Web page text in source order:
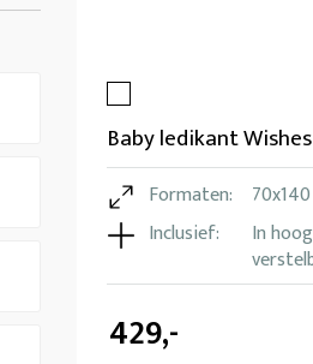
Baby ledikant Wishes
Formaten:
70x140
Inclusief:
In
429,-